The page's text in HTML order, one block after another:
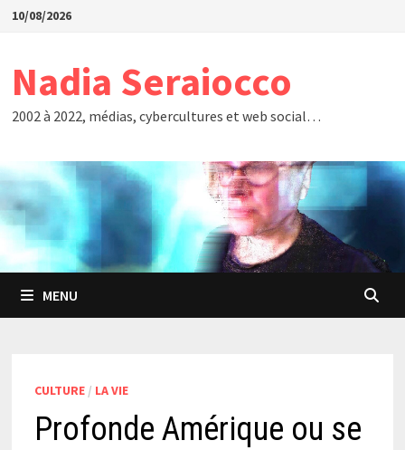
Passer
10/08/2026
Nadia Seraiocco
2002 à 2022, médias, cybercultures et web social…
MENU
CULTURE/ LA VIE
Profonde Amérique ou se